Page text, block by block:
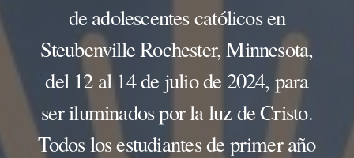
de adolescentes católicos en
Steubenville Rochester, Minnesota,
del 12 al 14 de julio de 2024, para
ser iluminados por la luz de Cristo.
Todos los estudiantes de primer año